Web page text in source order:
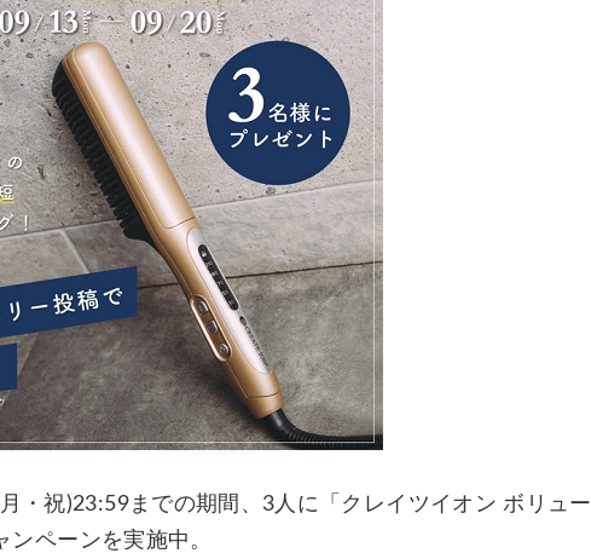
・祝)23:59までの期間、3人に「クレイツイオン ボリュー
ペーンを実施中。